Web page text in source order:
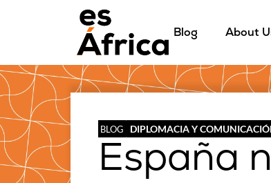
Blog About
BLOG DIPLOMACIA Y
España